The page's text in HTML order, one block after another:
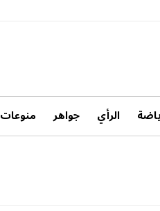
الرأي جواهر منوعات